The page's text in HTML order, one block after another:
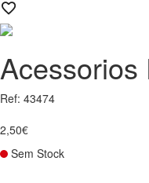
Acessorios
Ref: 43474
2,50€
Sem Stock